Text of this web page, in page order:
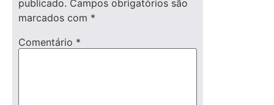
publicado. Campos obrigatórios são
marcados com *
Comentário *